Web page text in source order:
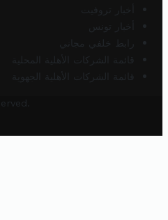
أخبار تروفيت
أخبار تونس
رابط خلفي مجاني
قائمة الشركات الأهلية المحلية
قائمة الشركات الأهلية الجهوية